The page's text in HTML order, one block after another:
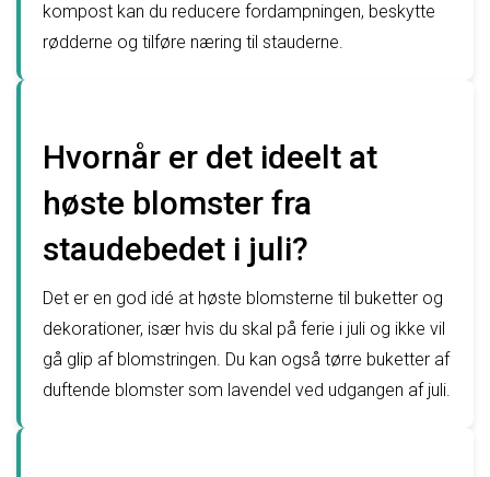
kompost kan du reducere fordampningen, beskytte
rødderne og tilføre næring til stauderne.
Hvornår er det ideelt at
høste blomster fra
staudebedet i juli?
Det er en god idé at høste blomsterne til buketter og
dekorationer, især hvis du skal på ferie i juli og ikke vil
gå glip af blomstringen. Du kan også tørre buketter af
duftende blomster som lavendel ved udgangen af juli.